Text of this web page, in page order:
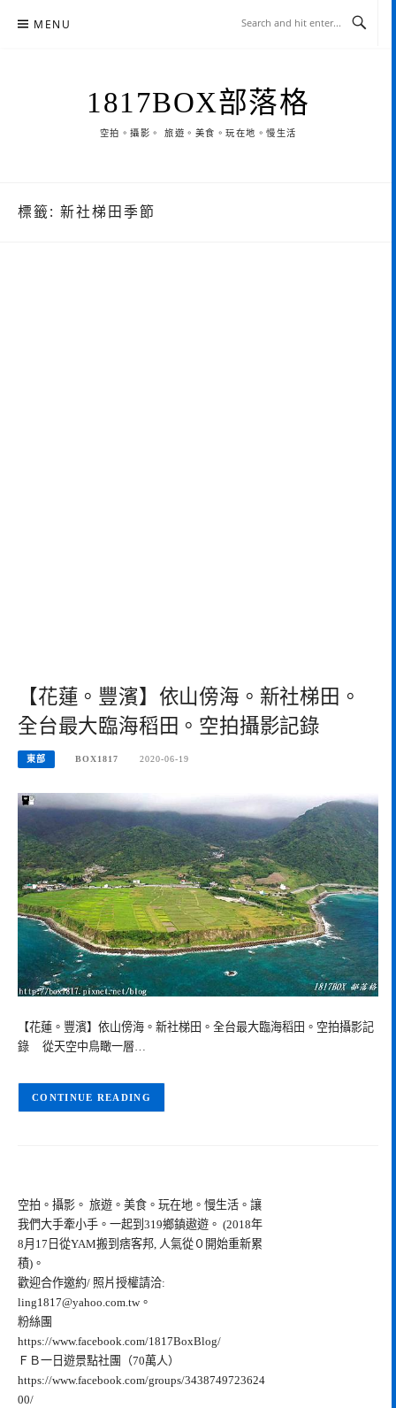
MENU
1817BOX部落格
空拍。攝影。 旅遊。美食。玩在地。慢生活
標籤: 新社梯田季節
【花蓮。豐濱】依山傍海。新社梯田。
全台最大臨海稻田。空拍攝影記錄
東部 BOX1817 2020-06-19
【花蓮。豐濱】依山傍海。新社梯田。全台最大臨海稻田。空拍攝影記
錄 從天空中鳥瞰一層…
CONTINUE READING
空拍。攝影。 旅遊。美食。玩在地。慢生活。讓
我們大手牽小手。一起到319鄉鎮遨遊。 (2018年
8月17日從YAM搬到痞客邦, 人氣從０開始重新累
積)。
歡迎合作邀約/ 照片授權請洽:
ling1817@yahoo.com.tw。
粉絲團
https://www.facebook.com/1817BoxBlog/
ＦＢ一日遊景點社團（70萬人）
https://www.facebook.com/groups/3438749723624
00/